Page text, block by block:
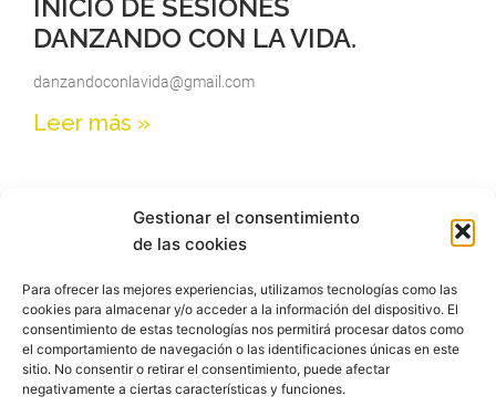
Gestionar el consentimiento
de las cookies
Para ofrecer las mejores experiencias, utilizamos tecnologías como las
cookies para almacenar y/o acceder a la información del dispositivo. El
consentimiento de estas tecnologías nos permitirá procesar datos como
el comportamiento de navegación o las identificaciones únicas en este
sitio. No consentir o retirar el consentimiento, puede afectar
negativamente a ciertas características y funciones.
INICIO DE SESIONES
DANZANDO CON LA VIDA.
danzandoconlavida@gmail.com
Leer más »
15 16 17 Siguiente »
Recibe las reflexiones semanales y los
recursos gratuitos, videos, clases online